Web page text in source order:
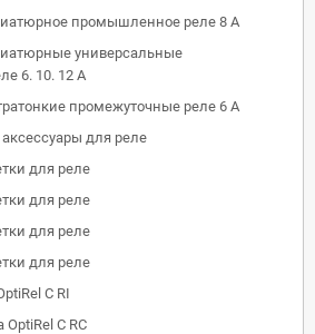
промышленное реле 8 А
универсальные
6. 10. 12 А
промежуточные реле 6 А
для реле
для реле
для реле
для реле
для реле
C RI
OptiRel С RС